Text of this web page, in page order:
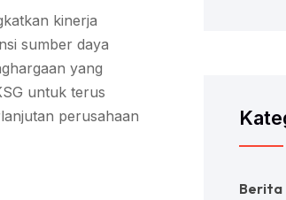
kinerja
sumber daya
yang
untuk terus
perusahaan
Berita